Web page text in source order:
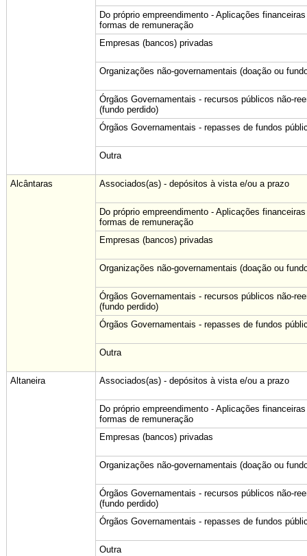
Do próprio empreendimento - Aplicações
formas de remuneração
Empresas (bancos) privadas
Organizações não-governamentais (doação ou
Órgãos Governamentais - recursos públicos não-
(fundo perdido)
Órgãos Governamentais - repasses de fundos
Outra
Alcântaras Associados(as) - depósitos à vista e/ou a prazo
Do próprio empreendimento - Aplicações
formas de remuneração
Empresas (bancos) privadas
Organizações não-governamentais (doação ou
Órgãos Governamentais - recursos públicos não-
(fundo perdido)
Órgãos Governamentais - repasses de fundos
Outra
Altaneira Associados(as) - depósitos à vista e/ou a prazo
Do próprio empreendimento - Aplicações
formas de remuneração
Empresas (bancos) privadas
Organizações não-governamentais (doação ou
Órgãos Governamentais - recursos públicos não-
(fundo perdido)
Órgãos Governamentais - repasses de fundos
Outra